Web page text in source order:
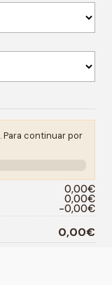
. Para continuar por
0,00€
0,00€
-0,00€
0,00€